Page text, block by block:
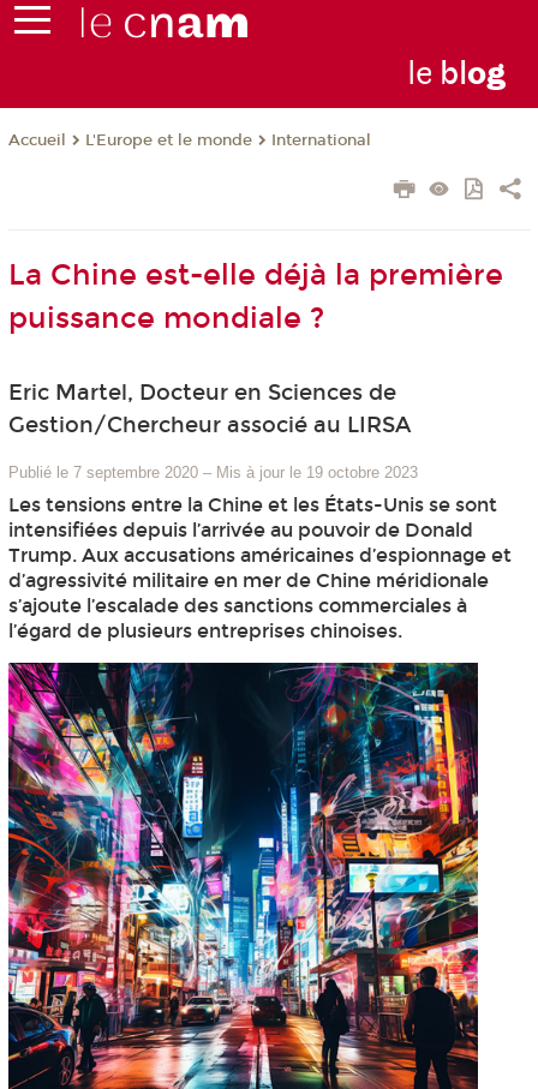
le blog
Accueil L'Europe et le monde International
La Chine est-elle déjà la première
puissance mondiale ?
Eric Martel, Docteur en Sciences de
Gestion/Chercheur associé au LIRSA
Publié le 7 septembre 2020 – Mis à jour le 19 octobre 2023
Les tensions entre la Chine et les États-Unis se sont
intensifiées depuis l’arrivée au pouvoir de Donald
Trump. Aux accusations américaines d’espionnage et
d’agressivité militaire en mer de Chine méridionale
s’ajoute l’escalade des sanctions commerciales à
l’égard de plusieurs entreprises chinoises.